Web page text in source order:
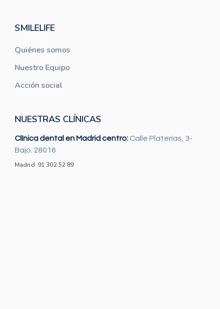
SMILELIFE
Quiénes somos
Nuestro Equipo
Acción social
NUESTRAS CLÍNICAS
Clínica dental en Madrid centro: Calle Platerías, 3-
Bajo. 28016
Madrid: 91 302 52 89